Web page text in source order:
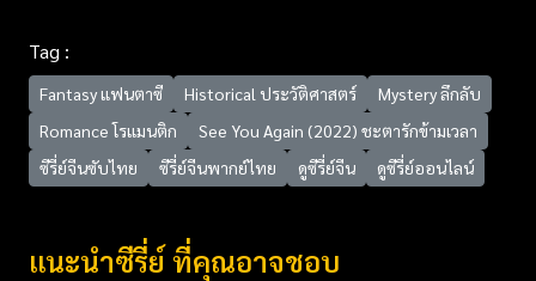
Tag :
Fantasy แฟนตาซี Historical ประวัติศาสตร์
Mystery ลึกลับ
Romance โรแมนติก
See You Again (2022) ชะตารักข้ามเวลา
ซีรี่ย์จีนซับไทย
ซีรี่ย์จีนพากย์ไทย ดูซีรี่ย์จีน ดูซีรี่ย์ออนไลน์
แนะนำซีรี่ย์ ที่คุณอาจชอบ